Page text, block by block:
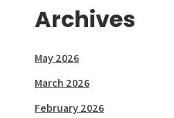
Archives
May 2026
March 2026
February 2026